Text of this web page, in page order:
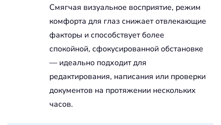
Смягчая визуальное восприятие, режим
комфорта для глаз снижает отвлекающие
факторы и способствует более
спокойной, сфокусированной обстановке
— идеально подходит для
редактирования, написания или проверки
документов на протяжении нескольких
часов.